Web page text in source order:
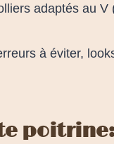
adaptés au V
à éviter,
poitrine: